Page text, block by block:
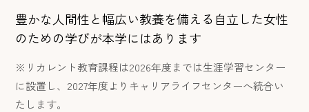
豊かな人間性と幅広い教養を備える自立した女性
のための学びが本学にはあります
※リカレント教育課程は2026年度までは生涯学習センター
に設置し、2027年度よりキャリアライフセンターへ統合い
たします。